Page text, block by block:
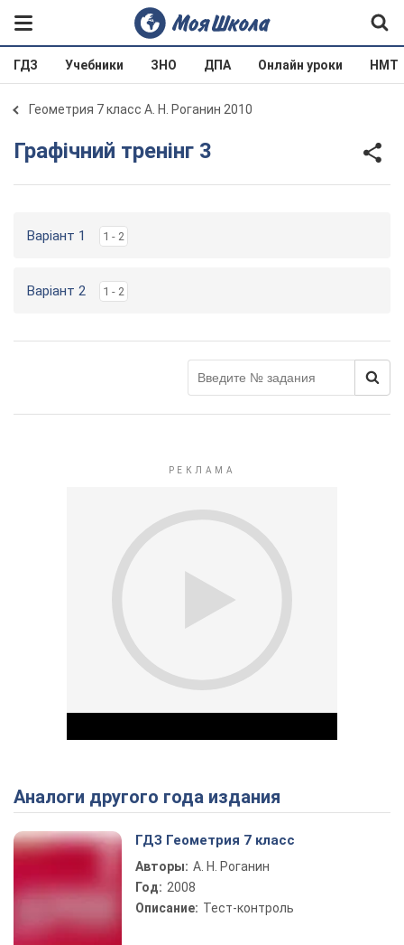
ГДЗ Учебники ЗНО ДПА Онлайн уроки НМТ
Геометрия 7 класс А. Н. Роганин 2010
Графічний тренінг 3
Варіант 1 1 - 2
Варіант 2 1 - 2
Play Video
Аналоги другого года издания
ГДЗ Геометрия 7 класс
Авторы: А. Н. Роганин
Год: 2008
Описание: Тест-контроль